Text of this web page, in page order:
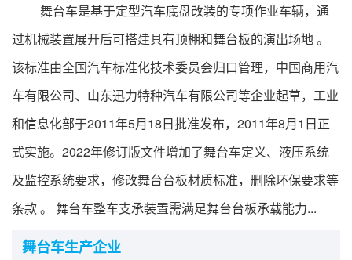
专精特新
展会论坛
公告查询
行业互动
舞台车是基于定型汽车底盘改装的专项作业车辆，通
过机械装置展开后可搭建具有顶棚和舞台板的演出场地 。
该标准由全国汽车标准化技术委员会归口管理，中国商用汽
车有限公司、山东迅力特种汽车有限公司等企业起草，工业
和信息化部于2011年5月18日批准发布，2011年8月1日正
式实施。2022年修订版文件增加了舞台车定义、液压系统
及监控系统要求，修改舞台台板材质标准，删除环保要求等
条款 。 舞台车整车支承装置需满足舞台台板承载能力...
舞台车生产企业